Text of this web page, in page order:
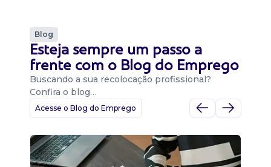
Blog
Esteja sempre um passo a
frente com o Blog do Emprego
Buscando a sua recolocação profissional?
Confira o blog…
Acesse o Blog do Emprego